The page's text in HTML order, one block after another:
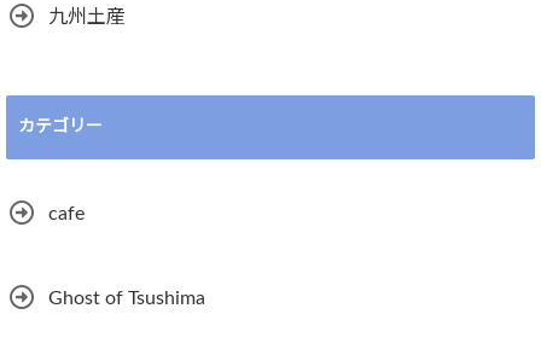
九州土産
カテゴリー
cafe
Ghost of Tsushima